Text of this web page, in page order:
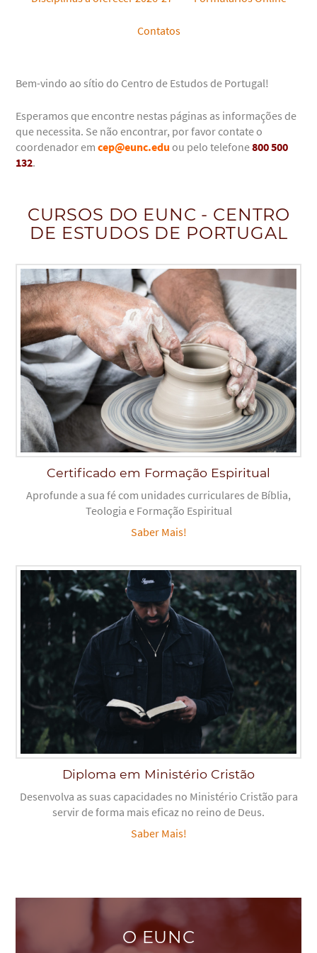
Contatos
Bem-vindo ao sítio do Centro de Estudos de Portugal!
Esperamos que encontre nestas páginas as informações de
que necessita. Se não encontrar, por favor contate o
coordenador emcep@eunc.edu ou pelo telefone800 500
132.
CURSOS DO EUNC - CENTRO
DE ESTUDOS DE PORTUGAL
Certificado em Formação Espiritual
Aprofunde a sua fé com unidades curriculares de Bíblia,
Teologia e Formação Espiritual
Saber Mais!
Diploma em Ministério Cristão
Desenvolva as suas capacidades no Ministério Cristão para
servir de forma mais eficaz no reino de Deus.
Saber Mais!
O EUNC